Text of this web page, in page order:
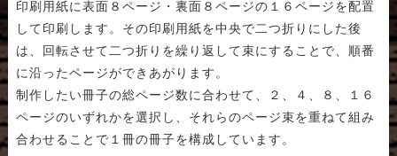
印刷用紙に表面８ページ・裏面８ページの１６ページを配置
して印刷します。その印刷用紙を中央で二つ折りにした後
は、回転させて二つ折りを繰り返して束にすることで、順番
に沿ったページができあがります。
制作したい冊子の総ページ数に合わせて、２、４、８、１６
ページのいずれかを選択し、それらのページ束を重ねて組み
合わせることで１冊の冊子を構成しています。